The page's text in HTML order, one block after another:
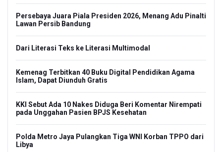
Persebaya Juara Piala Presiden 2026, Menang Adu Pinalti
Lawan Persib Bandung
Dari Literasi Teks ke Literasi Multimodal
Kemenag Terbitkan 40 Buku Digital Pendidikan Agama
Islam, Dapat Diunduh Gratis
KKI Sebut Ada 10 Nakes Diduga Beri Komentar Nirempati
pada Unggahan Pasien BPJS Kesehatan
Polda Metro Jaya Pulangkan Tiga WNI Korban TPPO dari
Libya